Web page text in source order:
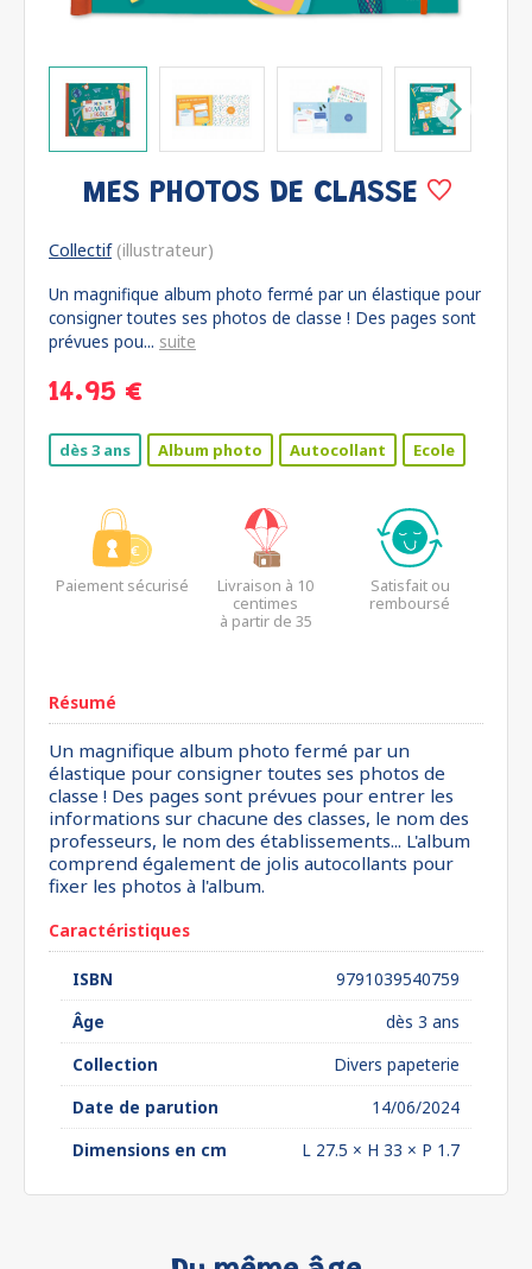
MES PHOTOS DE CLASSE
Collectif(illustrateur)
Un magnifique album photo fermé par un élastique pour
consigner toutes ses photos de classe ! Des pages sont
prévues pou... suite
14.95 €
dès 3 ans Album photo Autocollant Ecole
Paiement sécurisé
Livraison à 10
centimes
à partir de 35
Satisfait ou
remboursé
Résumé
Un magnifique album photo fermé par un
élastique pour consigner toutes ses photos de
classe ! Des pages sont prévues pour entrer les
informations sur chacune des classes, le nom des
professeurs, le nom des établissements... L'album
comprend également de jolis autocollants pour
fixer les photos à l'album.
Caractéristiques
ISBN
9791039540759
Âge
dès 3 ans
Collection
Divers papeterie
Date de parution
14/06/2024
Dimensions en cm
L 27.5 × H 33 × P 1.7